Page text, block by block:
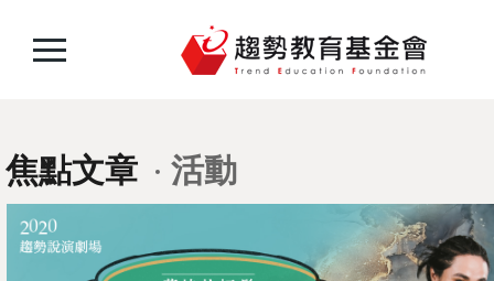
焦點文章 活動